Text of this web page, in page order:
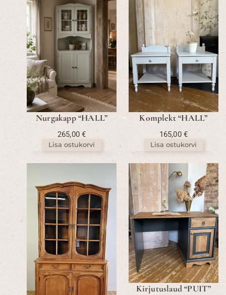
Nurgakapp “HALL”
265,00€
Lisa ostukorvi
Komplekt “HALL”
165,00€
Lisa ostukorvi
Kirjutuslaud “PUIT”